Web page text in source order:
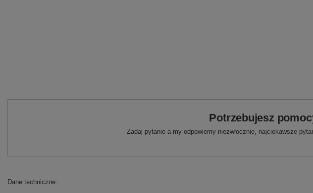
Potrzebujesz
Zadaj pytanie a my odpowiemy niezwłocznie, najciekawsze
Dane techniczne: